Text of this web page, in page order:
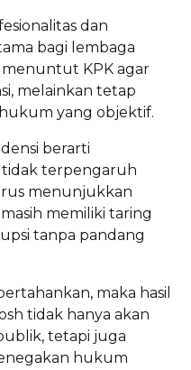
dan
bagi lembaga
KPK agar
melainkan tetap
yang objektif.
berarti
tidak terpengaruh
menunjukkan
memiliki taring
tanpa pandang
maka hasil
tidak hanya akan
tetapi juga
hukum